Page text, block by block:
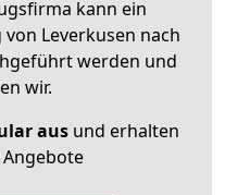
kann ein
Leverkusen nach
werden und
wir.
ausund erhalten